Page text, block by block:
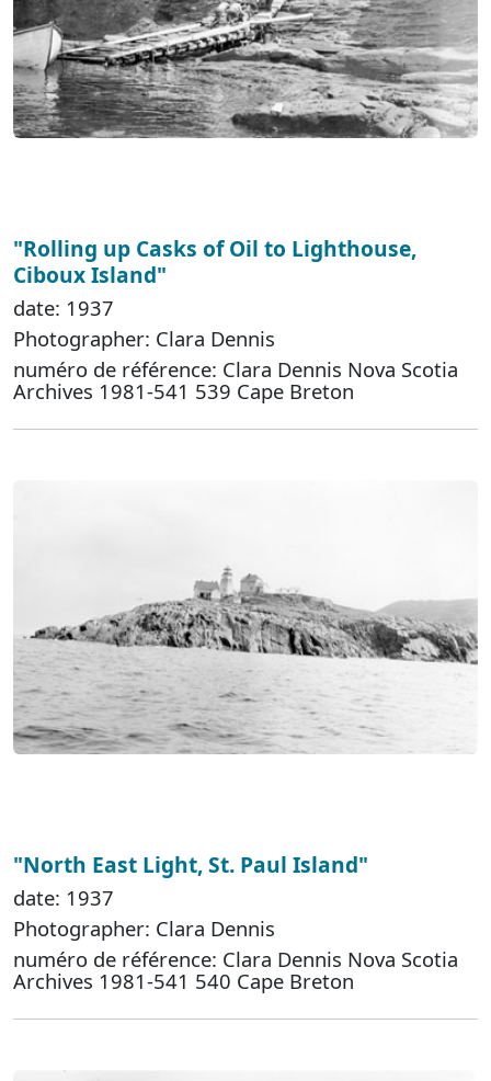
"Rolling up Casks of Oil to Lighthouse,
Ciboux Island"
date: 1937
Photographer: Clara Dennis
numéro de référence: Clara Dennis Nova Scotia
Archives 1981-541 539 Cape Breton
"North East Light, St. Paul Island"
date: 1937
Photographer: Clara Dennis
numéro de référence: Clara Dennis Nova Scotia
Archives 1981-541 540 Cape Breton